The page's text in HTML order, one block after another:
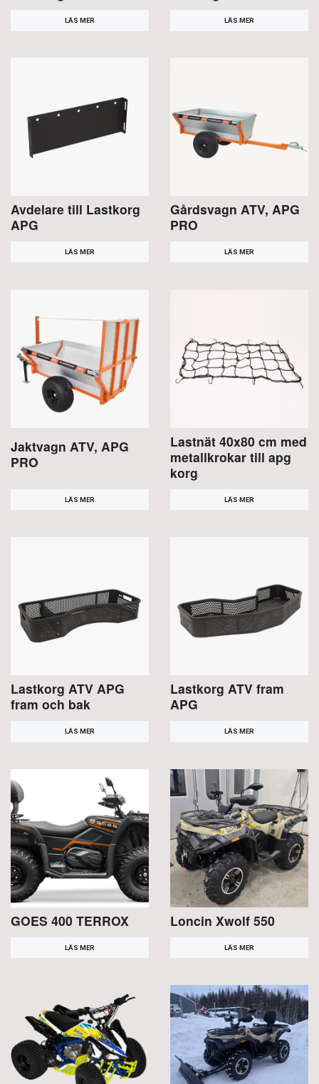
LÄS MER LÄS MER
Avdelare till Lastkorg
APG
LÄS MER
Gårdsvagn ATV, APG
PRO
LÄS MER
Jaktvagn ATV, APG
PRO
LÄS MER
Lastnät 40x80 cm med
metallkrokar till apg
korg
LÄS MER
Lastkorg ATV APG
fram och bak
LÄS MER
Lastkorg ATV fram
APG
LÄS MER
GOES 400 TERROX
LÄS MER
Loncin Xwolf 550
LÄS MER